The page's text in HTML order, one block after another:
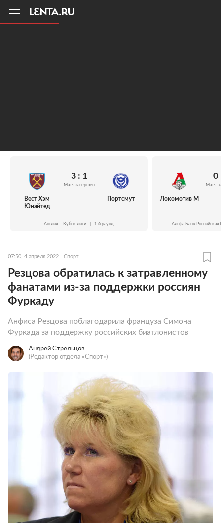
Вест Хэм
Юнайтед
3 : 1
Матч завершён
Портсмут
Англия — Кубок лиги 1-й раунд
Локомотив М
0
Матч
Альфа-Банк Российская
07:50, 4 апреля 2022 Спорт
Резцова обратилась к затравленному
фанатами из-за поддержки россиян
Фуркаду
Анфиса Резцова поблагодарила француза Симона
Фуркада за поддержку российских биатлонистов
Андрей Стрельцов
(Редактор отдела «Спорт»)